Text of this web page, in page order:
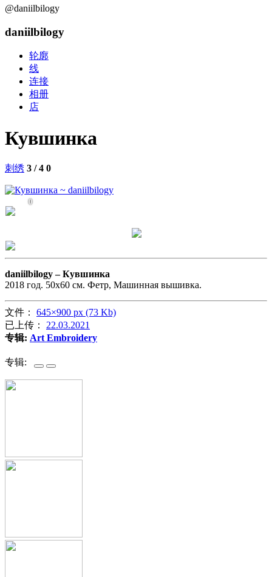
@daniilbilogy
daniilbilogy
轮廓
线
连接
相册
店
Кувшинка
刺绣 3 / 4 0
0
daniilbilogy –Кувшинка
2018 год. 50х60 см. Фетр, Машинная вышивка.
文件： 645×900 px (73 Kb)
已上传： 22.03.2021
专辑: Art Embroidery
专辑: